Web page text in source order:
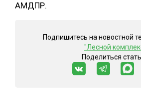
АМДПР.
Подпишитесь на новостной
"Лесной
Поделиться